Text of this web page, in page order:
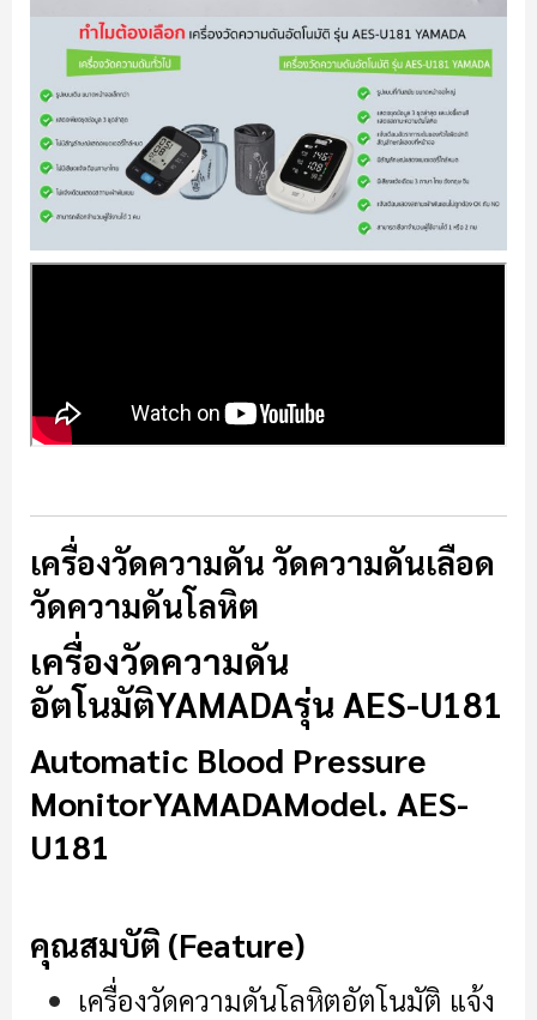
เครื่องวัดความดัน วัดความดันเลือด
วัดความดันโลหิต
เครื่องวัดความดัน
อัตโนมัติYAMADAรุ่น AES-U181
Automatic Blood Pressure
MonitorYAMADAModel. AES-
U181
คุณสมบัติ (Feature)
เครื่องวัดความดันโลหิตอัตโนมัติ แจ้ง